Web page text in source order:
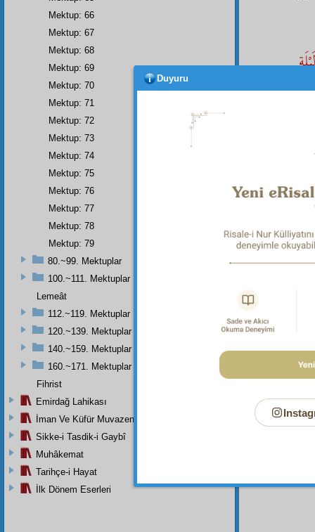
Dipnot-1
Ey
Dipnot-2
Dipnot-5
Dipnot-6
Kadir
Mektup: 66
Mektup: 67
Mektup: 68
Mektup: 69
Mektup: 70
Mektup: 71
Mektup: 72
Mektup: 73
Mektup: 74
Mektup: 75
Mektup: 76
Mektup: 77
Mektup: 78
Mektup: 79
80.~99. Mektuplar
100.~111. Mektuplar
Lemeât
112.~119. Mektuplar
120.~139. Mektuplar
140.~159. Mektuplar
160.~171. Mektuplar
Fihrist
Emirdağ Lahikası
İman Ve Küfür Muvazeneleri
Sikke-i Tasdik-i Gaybî
Muhâkemat
Tarihçe-i Hayat
İlk Dönem Eserleri
Duyuru